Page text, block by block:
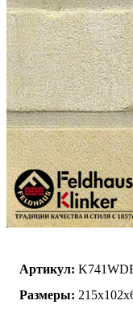
Артикул:
Размеры: